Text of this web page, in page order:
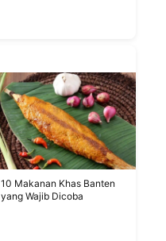
10 Makanan Khas Banten
yang Wajib Dicoba